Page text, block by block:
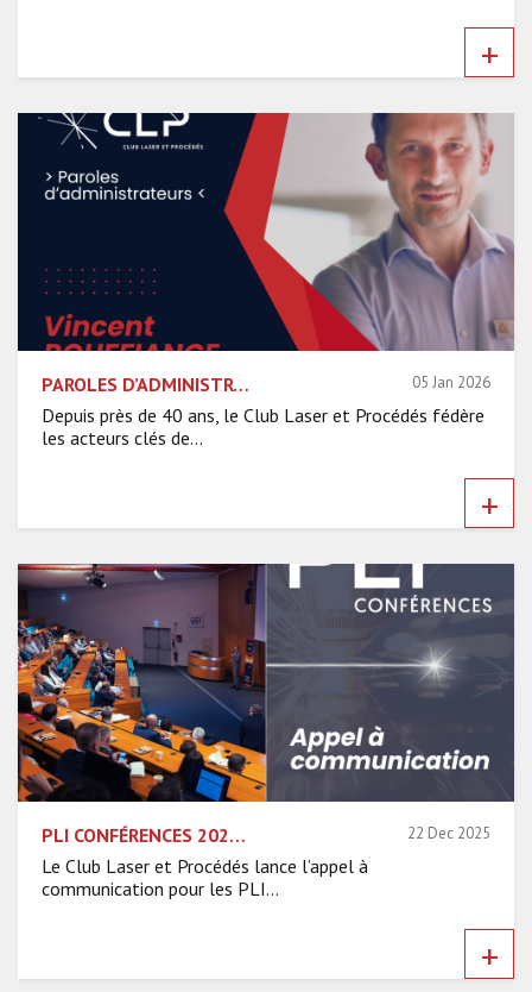
+
PAROLES D’ADMINISTRATEURS DU CLP – VINCENT ROUFFIANGE 05 Jan 2026
Depuis près de 40 ans, le Club Laser et Procédés fédère
les acteurs clés de...
+
PLI CONFÉRENCES 2026 : L’APPEL À COMMUNICATION EST OFFICIELLEMENT OUVERT ! 22 Dec 2025
Le Club Laser et Procédés lance l’appel à
communication pour les PLI...
+